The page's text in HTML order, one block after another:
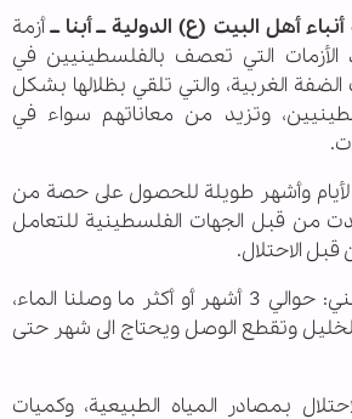
أهل البيت (ع) الدولية ــ أبنا ــأزمة
الأزمات التي تعصف بالفلسطينيين في
الغربية، والتي تلقي بظلالها بشكل
وتزيد من معاناتهم سواء في
وأشهر طويلة للحصول على حصة من
من قبل الجهات الفلسطينية للتعامل
الاحتلال.
ويقول مواطن فلسطيني: حوالي 3 أشهر أو أكثر ما وصلنا الماء،
وتقطع الوصل ويحتاج الى شهر حتى
بمصادر المياه الطبيعية، وكميات